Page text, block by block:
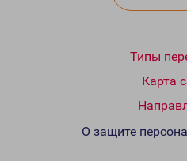
Типы
Карта
О защите